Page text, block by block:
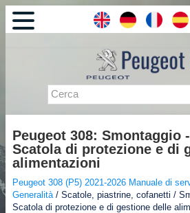
Peugeot 308: Smontaggio
Scatola di protezione e di
alimentazioni
Peugeot 308 (P5) 2021-2026 Manuale di
Generalità / Scatole, piastrine, cofanetti /
Scatola di protezione e di gestione delle